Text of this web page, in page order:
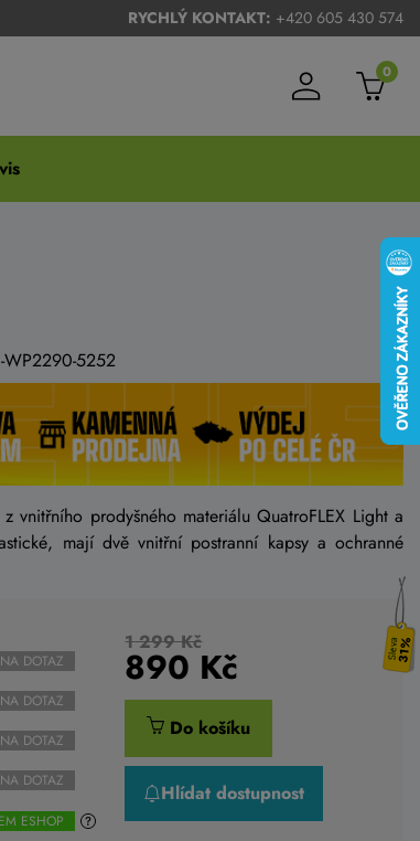
RYCHLÝ KONTAKT: +420 605 430 574
0
5252
vnitřního prodyšného materiálu QuatroFLEX Light a
mají dvě vnitřní postranní kapsy a ochranné
31%
DOTAZ
DOTAZ
DOTAZ
DOTAZ
ESHOP
1 299 Kč
890 Kč
Do košíku
Hlídat dostupnost